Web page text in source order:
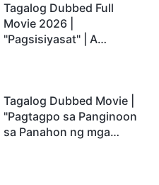
Tagalog Dubbed Full
Movie 2026 |
"Pagsisiyasat" | A
Tagalog Dubbed Movie |
"Pagtagpo sa Panginoon
sa Panahon ng mga